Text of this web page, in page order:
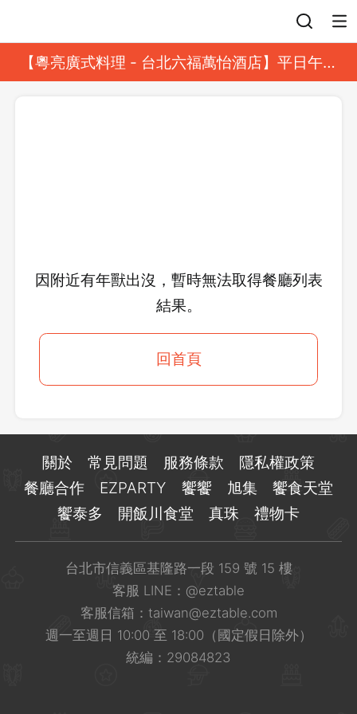
【粵亮廣式料理 - 台北六福萬怡酒店】平日午餐
8 折起｜靓港點套餐
因附近有年獸出沒，暫時無法取得餐廳列表
結果。
回首頁
登出
關於 常見問題 服務條款
隱私權政策
餐廳合作
EZPARTY 饗饗 旭集
饗食天堂
饗泰多
開飯川食堂 真珠 禮物卡
台北市信義區基隆路一段 159 號 15 樓
客服 LINE： @eztable
客服信箱： taiwan@eztable.com
週一至週日 10:00 至 18:00（國定假日除外）
統編：29084823